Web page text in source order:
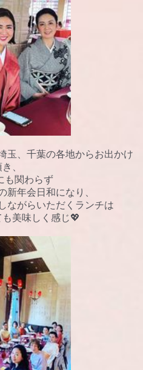
玉、千葉の各地からお出かけ
、
も関わらず
新年会日和になり、
ながらいただくランチは
美味しく感じ💖